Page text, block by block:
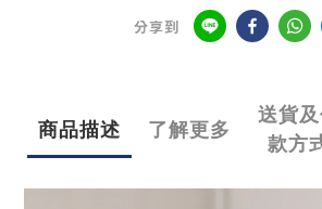
分享到
商品描述 了解更多
送貨
款方